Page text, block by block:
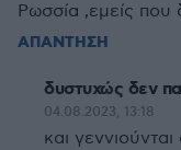
Ρωσσία ,εμείς
ΑΠΑΝΤΗΣΗ
δυστυχώς δεν
04.08.2023, 13:18
και